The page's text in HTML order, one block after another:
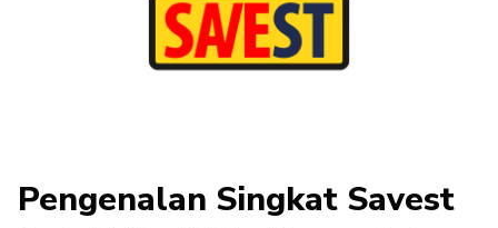
Pengenalan Singkat Savest